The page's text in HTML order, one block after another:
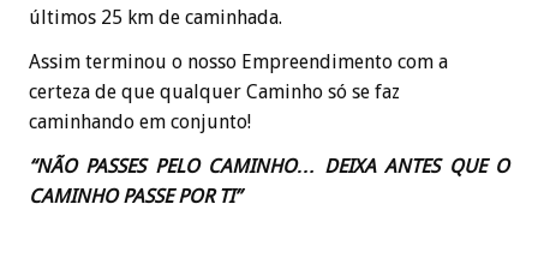
últimos 25 km de caminhada.
Assim terminou o nosso Empreendimento com a
certeza de que qualquer Caminho só se faz
caminhando em conjunto!
“NÃO PASSES PELO CAMINHO… DEIXA ANTES QUE O
CAMINHO PASSE PORTI”